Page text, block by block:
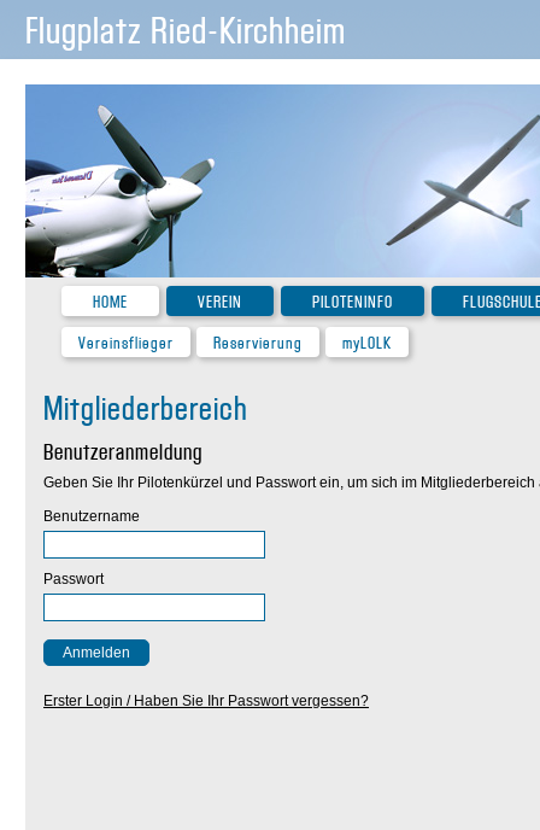
Flugplatz Ried-Kirchheim
HOME VEREIN PILOTENINFO
Vereinsflieger
Reservierung myLOLK
Mitgliederbereich
Benutzeranmeldung
Geben Sie Ihr Pilotenkürzel und Passwort ein, um sich im
Benutzername
Passwort
Erster Login / Haben Sie Ihr Passwort vergessen?